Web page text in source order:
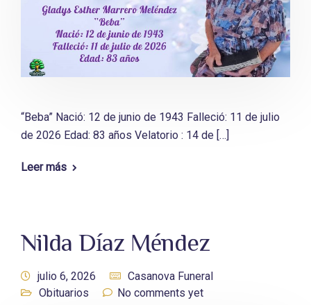
“Beba” Nació: 12 de junio de 1943 Falleció: 11 de julio
de 2026 Edad: 83 años Velatorio : 14 de […]
Leer más
Nilda Díaz Méndez
julio 6, 2026
Casanova Funeral
Obituarios
No comments yet